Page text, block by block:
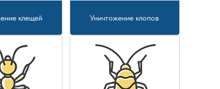
клещей Уничтожение клопов